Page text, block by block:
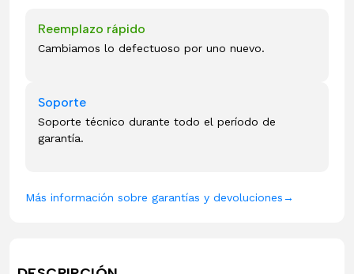
Reemplazo rápido
Cambiamos lo defectuoso por uno nuevo.
Soporte
Soporte técnico durante todo el período de
garantía.
Más información sobre garantías y devoluciones→